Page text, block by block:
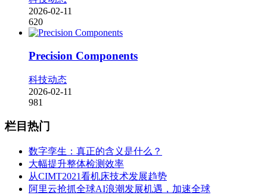
2026-02-11
620
Precision Components
科技动态
2026-02-11
981
栏目热门
数字孪生：真正的含义是什么？
大幅提升整体检测效率
从CIMT2021看机床技术发展趋势
阿里云抢抓全球AI浪潮发展机遇，加速全球